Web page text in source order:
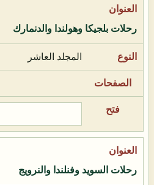
رحلات بلجيكا وهولندا والدنمارك
المجلد العاشر
رحلات السويد وفنلندا والنرويج